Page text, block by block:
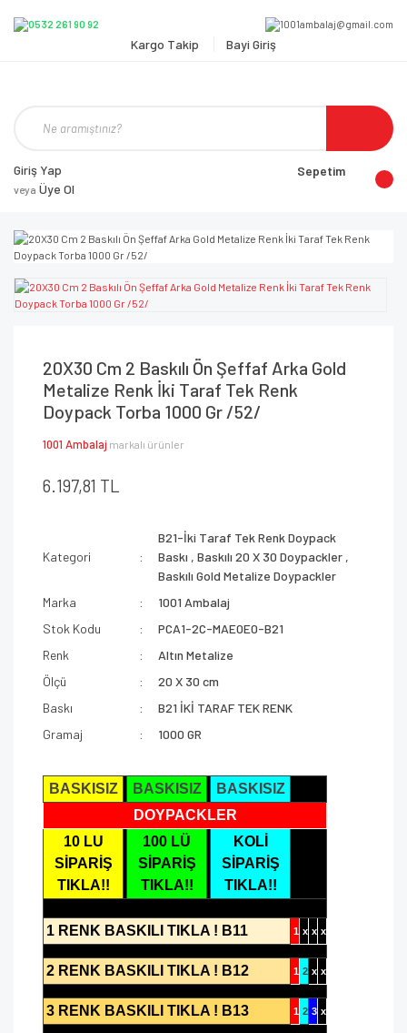
Kargo Takip Bayi Giriş
Giriş Yap
veya Üye Ol
Sepetim
20X30 Cm 2 Baskılı Ön Şeffaf Arka Gold
Metalize Renk İki Taraf Tek Renk
Doypack Torba 1000 Gr /52/
1001 Ambalaj markalı ürünler
6.197,81 TL
Kategori
B21-İki Taraf Tek Renk Doypack
Baskı ,Baskılı 20 X 30 Doypackler ,
Baskılı Gold Metalize Doypackler
Marka
1001 Ambalaj
Stok Kodu
PCA1-2C-MAE0E0-B21
Renk
Altın Metalize
Ölçü
20 X 30 cm
Baskı
B21 İKİ TARAF TEK RENK
Gramaj
1000 GR
BASKISIZ BASKISIZ
BASKISIZ
DOYPACKLER
10 LU
SİPARİŞ
TIKLA!!
100 LÜ
SİPARİŞ
TIKLA!!
KOLİ
SİPARİŞ
TIKLA!!
1 RENK BASKILI TIKLA ! B11 1 x x x
2 RENK BASKILI TIKLA ! B12 1 2 x x
3 RENK BASKILI TIKLA ! B13 1 2 3 x